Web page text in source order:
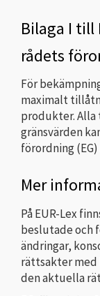
Bilaga I till
rådets
För
maximalt
produkter.
gränsvärden
förordning (EG)
Mer
På EUR-Lex
beslutade och
ändringar,
rättsakter
den aktuella